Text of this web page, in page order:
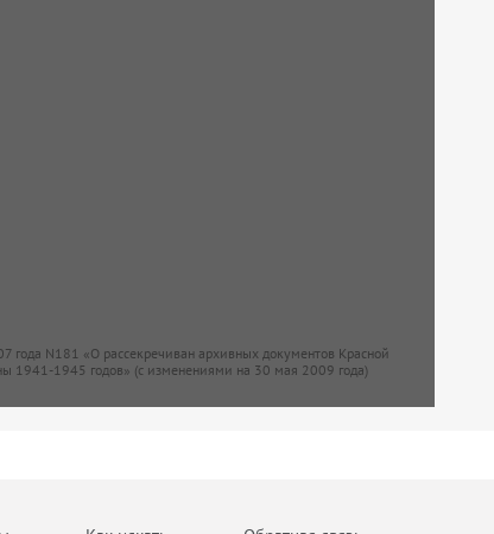
года N181 «О рассекречиван архивных документов Красной
1941-1945 годов» (с изменениями на 30 мая 2009 года)